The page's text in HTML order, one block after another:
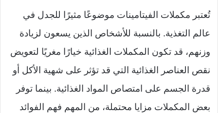
تُعتبر مكملات الفيتامينات موضوعًا مثيرًا للجدل في
عالم التغذية. بالنسبة للأشخاص الذين يسعون لزيادة
وزنهم، قد تكون المكملات الغذائية خيارًا مغريًا لتعويض
نقص العناصر الغذائية التي قد تؤثر على شهية الأكل أو
قدرة الجسم على امتصاص المواد الغذائية. بينما توفر
بعض المكملات مزايا محتملة، من المهم فهم الفوائد